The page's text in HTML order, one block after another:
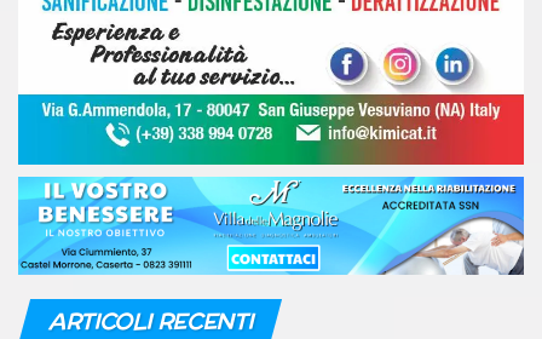
ARTICOLI RECENTI